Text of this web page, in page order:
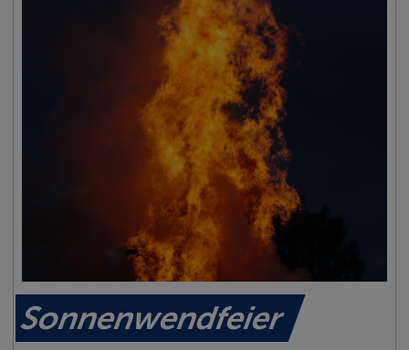
Sonnenwendfeier